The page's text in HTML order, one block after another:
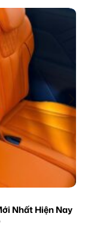
Nhất Hiện Nay